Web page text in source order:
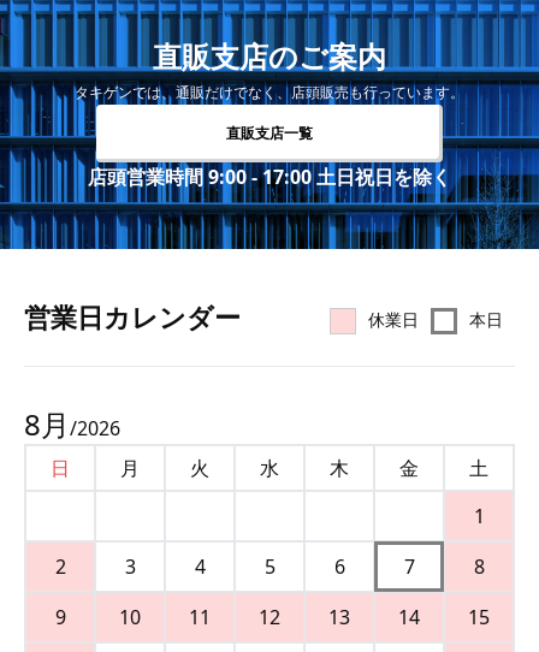
直販支店のご案内
タキゲンでは、通販だけでなく、店頭販売も行っています。
直販支店一覧
店頭営業時間 9:00 - 17:00 土日祝日を除く
営業⽇カレンダー 休業日 本日
8月 /2026
日
月 火 水 木 金
土
1
2
3 4 5 6 7
8
9
10 11 12 13 14
15